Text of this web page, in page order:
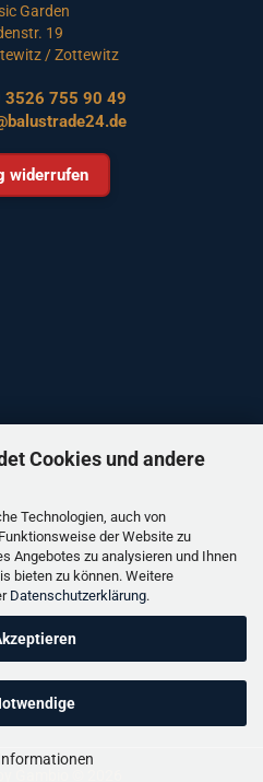
Cookies und andere
Technologien, auch von
der Website zu
Angebotes zu analysieren und Ihnen
bieten zu können. Weitere
Datenschutzerklärung.
Garden
19
/ Zottewitz
3526 755 90 49
widerrufen